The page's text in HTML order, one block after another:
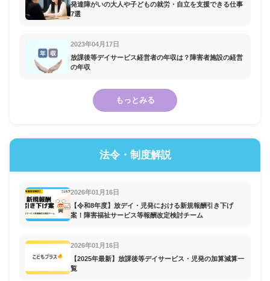
発達障がいの大人や子どもの就労・自立を支援できる仕事
7選
2023年04月17日
放課後等デイサービス経営者の年収は？障害者施設の経営
の年収
もっとみる
法令・制度解説
2026年01月16日
【令和8年度】放デイ・児発における新規報酬引き下げ
案！障害福祉サービス等報酬改定検討チーム
2026年01月16日
【2025年最新】放課後等デイサービス・児発の加算減算一
覧